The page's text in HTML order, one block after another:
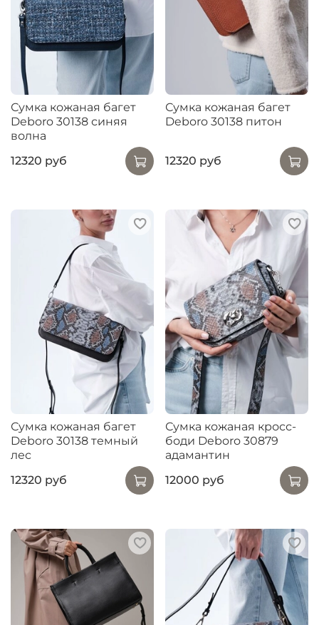
Сумка кожаная багет
Deboro 30138 синяя
волна
12320 руб
Сумка кожаная багет
Deboro 30138 питон
12320 руб
Сумка кожаная багет
Deboro 30138 темный
лес
12320 руб
Сумка кожаная кросс-
боди Deboro 30879
адамантин
12000 руб